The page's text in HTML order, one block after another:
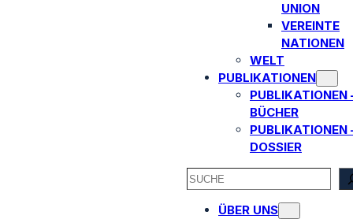
UNION
VEREINTE
NATIONEN
WELT
PUBLIKATIONEN
PUBLIKATIONEN
BÜCHER
PUBLIKATIONEN
DOSSIER
SEARCH
ÜBER UNS